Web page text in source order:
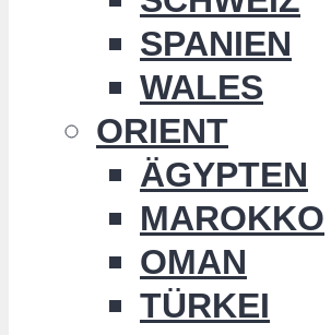
SPANIEN
WALES
ORIENT
ÄGYPTEN
MAROKKO
OMAN
TÜRKEI